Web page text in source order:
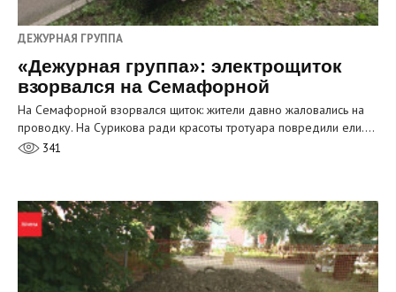
ДЕЖУРНАЯ ГРУППА
«Дежурная группа»: электрощиток
взорвался на Семафорной
На Семафорной взорвался щиток: жители давно жаловались на
проводку. На Сурикова ради красоты тротуара повредили ели.…
341